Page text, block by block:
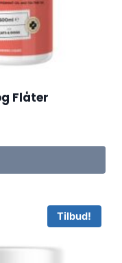
Flåter
Tilbud!